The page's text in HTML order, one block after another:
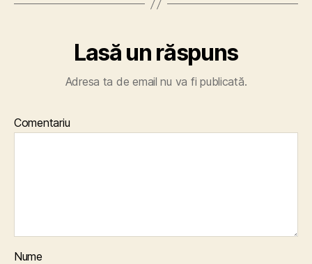
Lasă un răspuns
Adresa ta de email nu va fi publicată.
Comentariu
Nume